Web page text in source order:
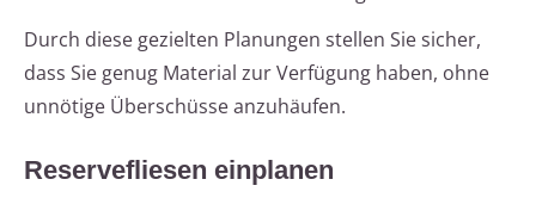
Durch diese gezielten Planungen stellen Sie sicher,
dass Sie genug Material zur Verfügung haben, ohne
unnötige Überschüsse anzuhäufen.
Reservefliesen einplanen